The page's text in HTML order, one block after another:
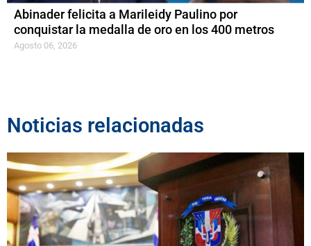
Abinader felicita a Marileidy Paulino por
conquistar la medalla de oro en los 400 metros
Agosto 06, 2026
Noticias relacionadas